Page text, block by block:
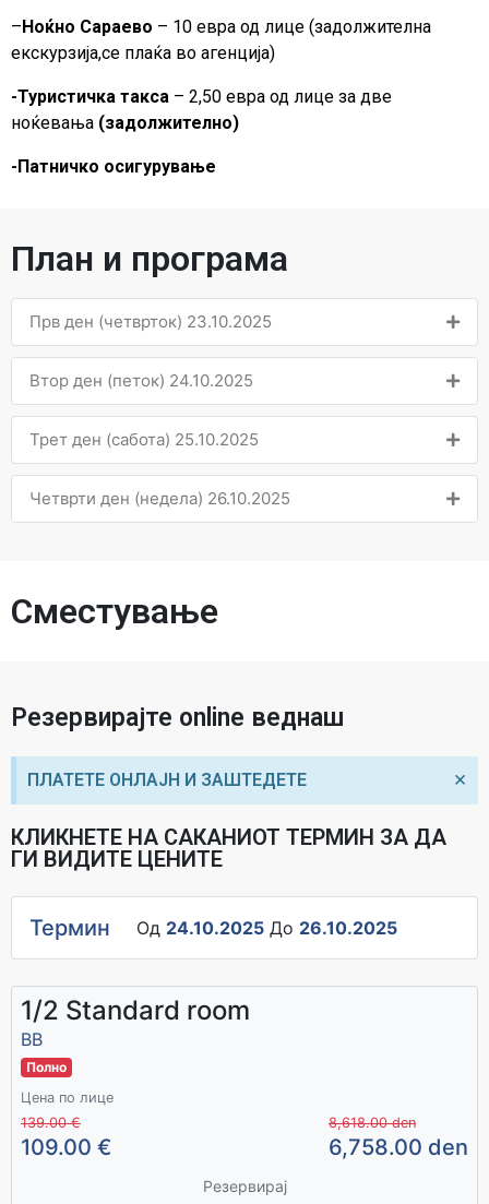
– Ноќно Сараево – 10 евра од лице (задолжителна
екскурзија,се плаќа во агенција)
-Туристичка такса – 2,50 евра од лице за две
ноќевања (задолжително)
-Патничко осигурување
План и програма
Прв ден (четврток) 23.10.2025
Втор ден (петок) 24.10.2025
Трет ден (сабота) 25.10.2025
Четврти ден (недела) 26.10.2025
Сместување
Резервирајте online веднаш
ПЛАТЕТЕ ОНЛАЈН И ЗАШТЕДЕТЕ ×
КЛИКНЕТЕ НА САКАНИОТ ТЕРМИН ЗА ДА
ГИ ВИДИТЕ ЦЕНИТЕ
Термин Од 24.10.2025 До 26.10.2025
1/2 Standard room
ВВ
Полно
Цена по лице
139.00 €
109.00 €
8,618.00 den
6,758.00 den
Резервирај